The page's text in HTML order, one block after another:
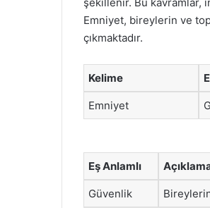
Emniyet, bireylerin ve
çıkmaktadır.
Kelime
Emniyet
Eş Anlamlı
Güvenlik